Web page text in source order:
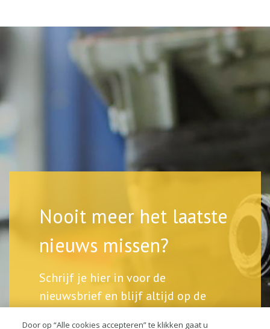
Nooit meer het laatste
nieuws missen?
Schrijf je hier in voor de
nieuwsbrief en blijf altijd op de
Door op “Alle cookies accepteren” te klikken gaat u